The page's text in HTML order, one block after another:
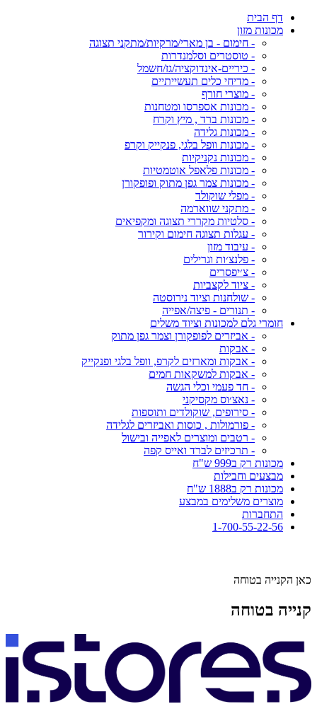
דף הבית
מכונות מזון
- חימום - בן מארי/מרקיות/מתקני תצוגה
- טוסטרים וסלמנדרות
- כיריים-אינדוקציה/גז/חשמל
- מדיחי כלים תעשייתיים
- מוצרי חורף
- מכונות אספרסו ומטחנות
- מכונות ברד , מיץ וקרח
- מכונות גלידה
- מכונות וופל בלגי, פנקייק וקרפ
- מכונות נקניקיות
- מכונות פלאפל אוטמטיות
- מכונות צמר גפן מתוק ופופקורן
- מפלי שוקולד
- מתקני שווארמה
- סלטיות מקררי תצוגה ומקפיאים
- עגלות תצוגה חימום וקירור
- עיבוד מזון
- פלנצ׳ות וגרילים
- צ׳יפסרים
- ציוד לקצביות
- שולחנות וציוד נירוסטה
- תנורים - פיצה/אפייה
חומרי גלם למכונות וציוד משלים
- אביזרים לפופקורן וצמר גפן מתוק
- אבקות
- אבקות ומארזים לקרפ, וופל בלגי ופנקייק
- אבקות למשקאות חמים
- חד פעמי וכלי הגשה
- נאצ׳וס מקסיקני
- סירופים, שוקולדים ותוספות
- פורמולות , כוסות ואביזרים לגלידה
- רטבים ומוצרים לאפייה ובישול
- תרכיזים לברד ואייס קפה
מכונות רק ב999 ש"ח
מבצעים וחבילות
מכונות רק ב1888 ש"ח
מוצרים משלימים במבצע
התחברות
1-700-55-22-56
כאן הקנייה בטוחה
קנייה בטוחה